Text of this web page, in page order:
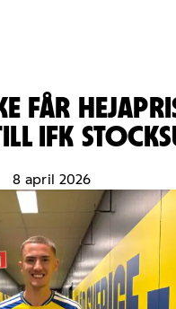
FÅR
IFK
8 april 2026